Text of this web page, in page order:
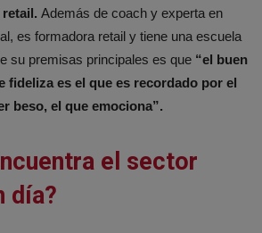
Además de coach y experta en
es formadora retail y tiene una escuela
su premisas principales es que “el buen
fideliza es el que es recordado por el
beso, el que emociona”.
el sector
día?